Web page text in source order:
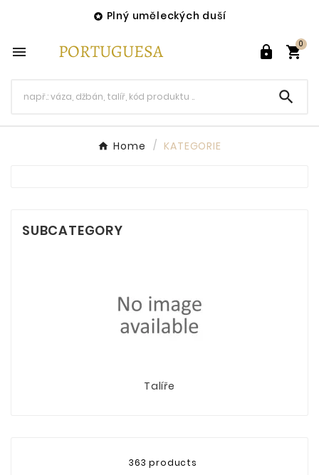
 Plný uměleckých duší
  
0

Home KATEGORIE
SUBCATEGORY
Talíře
363 products